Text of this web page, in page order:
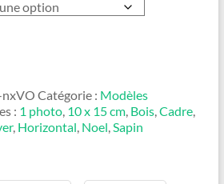
Catégorie : Modèles
: 1 photo, 10 x 15 cm, Bois, Cadre,
, Horizontal Noel Sapin